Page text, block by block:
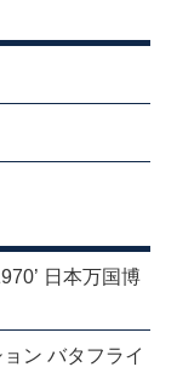
日本万国博
ン バタフライ